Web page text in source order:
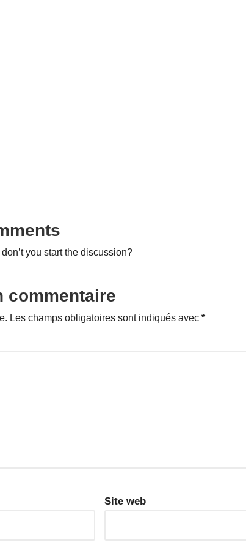
you start the discussion?
commentaire
Les champs obligatoires sont indiqués avec *
Site web